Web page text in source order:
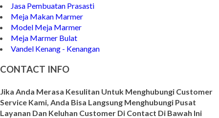
Jasa Pembuatan Prasasti
Meja Makan Marmer
Model Meja Marmer
Meja Marmer Bulat
Vandel Kenang - Kenangan
CONTACT INFO
Jika Anda Merasa Kesulitan Untuk Menghubungi Customer
Service Kami, Anda Bisa Langsung Menghubungi Pusat
Layanan Dan Keluhan Customer Di Contact Di Bawah Ini